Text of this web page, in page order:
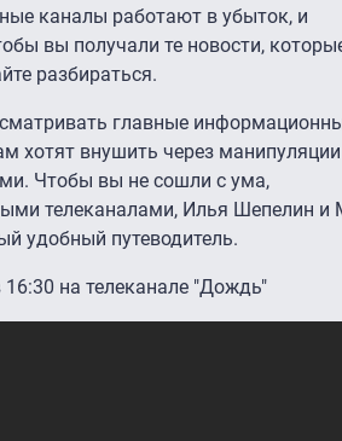
каналы работают в убыток, и
вы получали те новости,
разбираться.
главные
хотят внушить через манипуляции
Чтобы вы не сошли с ума,
телеканалами, Илья Шепелин и
удобный путеводитель.
на телеканале "Дождь"